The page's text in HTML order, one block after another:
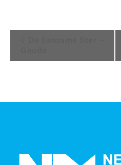
Navigatie